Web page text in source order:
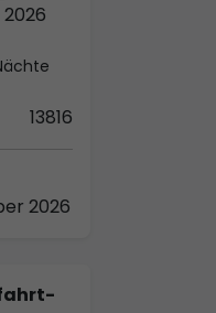
13816
2026